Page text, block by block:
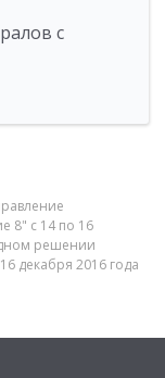
с
8" с 14 по 16
решении
декабря 2016 года